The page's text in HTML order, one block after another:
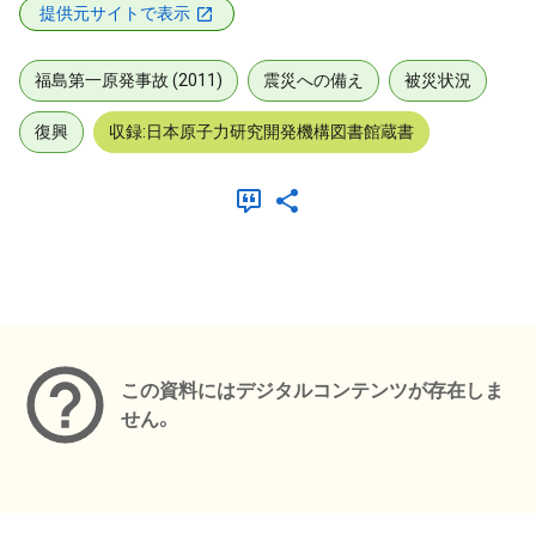
提供元サイトで表示
福島第一原発事故 (2011) 震災への備え 被災状況
復興 収録:日本原子力研究開発機構図書館蔵書
この資料にはデジタルコンテンツが存在しま
せん。